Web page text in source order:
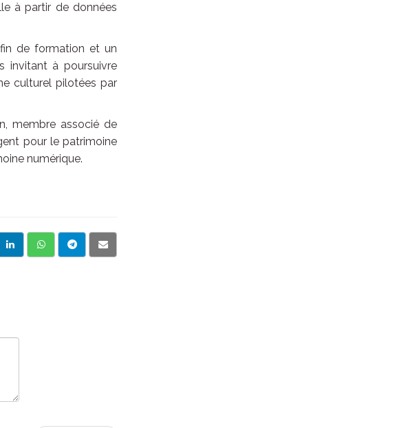
à partir de données
de formation et un
invitant à poursuivre
culturel pilotées par
membre associé de
pour le patrimoine
numérique.